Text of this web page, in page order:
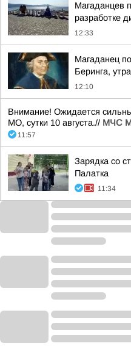
Магаданцев
разработке
12:33
Магаданец
Беринга,
12:10
Внимание! Ожидается
МО, сутки 10 августа.// МЧС
11:57
Зарядка со
Палатка
11:34